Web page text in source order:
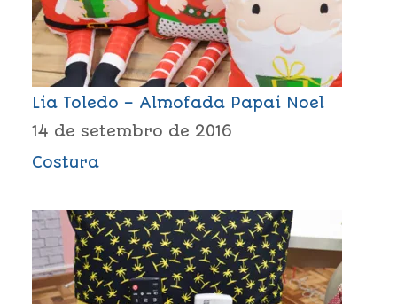
Lia Toledo – Almofada Papai Noel
14 de setembro de 2016
Costura